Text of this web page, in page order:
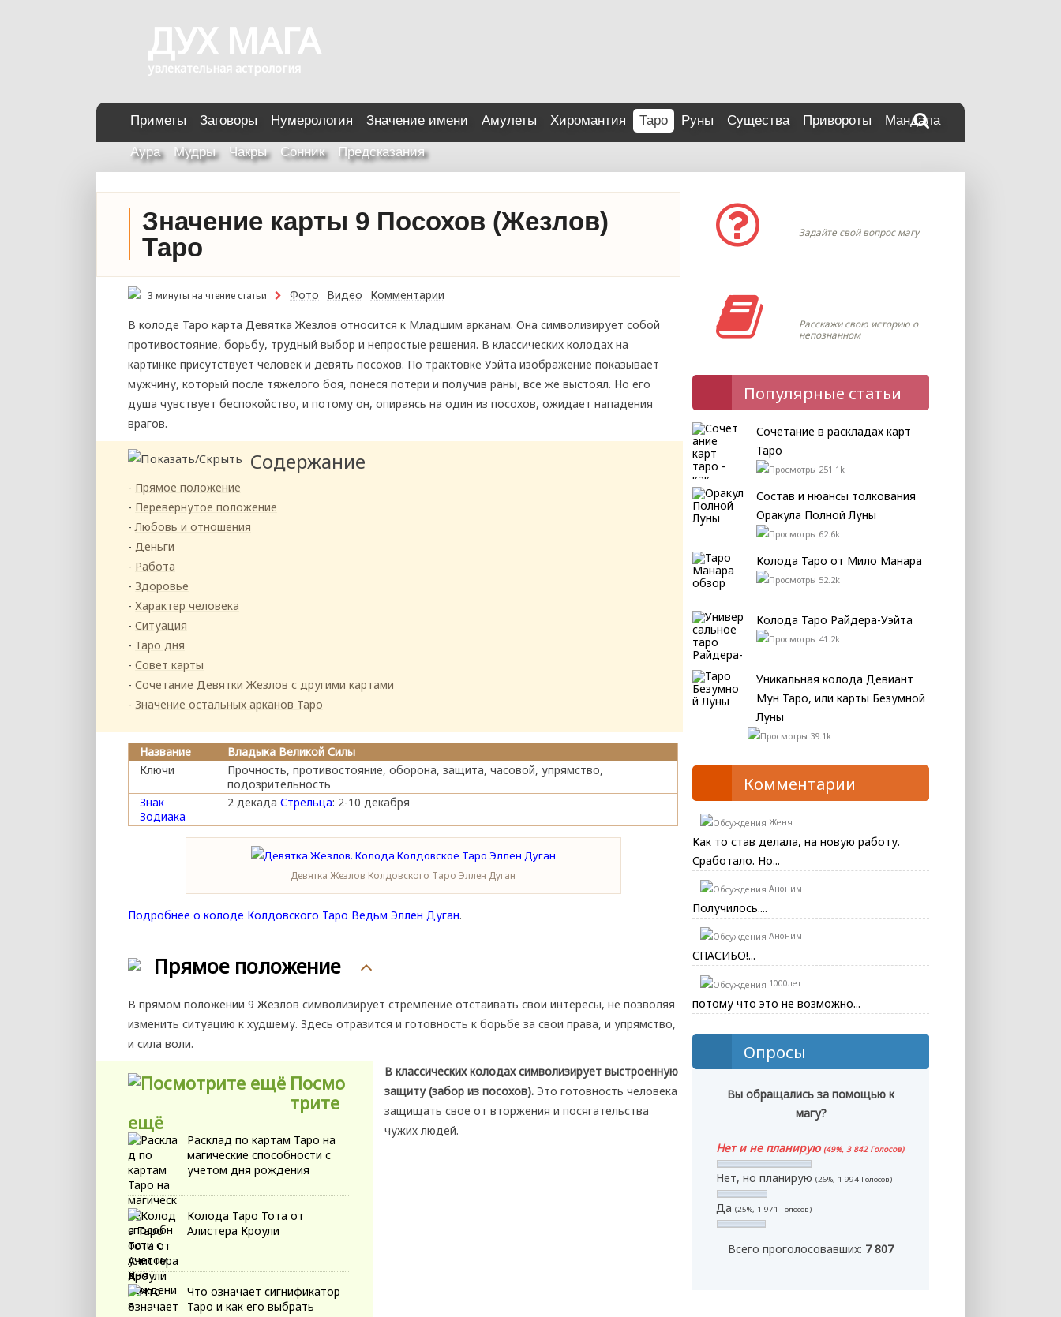
ДУХ МАГА
увлекательная астрология
Приметы Заговоры Нумерология Значение имени Амулеты Хиромантия Таро Руны Существа Привороты Мандала
Аура Мудры Чакры Сонник Предсказания
Значение карты 9 Посохов (Жезлов)
Таро
3 минуты на чтение статьи Фото Видео
Комментарии
В колоде Таро карта Девятка Жезлов относится к Младшим арканам. Она символизирует собой
противостояние, борьбу, трудный выбор и непростые решения. В классических колодах на
картинке присутствует человек и девять посохов. По трактовке Уэйта изображение показывает
мужчину, который после тяжелого боя, понеся потери и получив раны, все же выстоял. Но его
душа чувствует беспокойство, и потому он, опираясь на один из посохов, ожидает нападения
врагов.
Содержание
Прямое положение
Перевернутое положение
Любовь и отношения
Деньги
Работа
Здоровье
Характер человека
Ситуация
Таро дня
Совет карты
Сочетание Девятки Жезлов с другими картами
Значение остальных арканов Таро
Название
Владыка Великой Силы
Ключи
Прочность, противостояние, оборона, защита, часовой, упрямство,
подозрительность
Знак
Зодиака
2 декада Стрельца: 2-10 декабря
Девятка Жезлов Колдовского Таро Эллен Дуган
Подробнее о колоде Колдовского Таро Ведьм Эллен Дуган.
Прямое положение
В прямом положении 9 Жезлов символизирует стремление отстаивать свои интересы, не позволяя
изменить ситуацию к худшему. Здесь отразится и готовность к борьбе за свои права, и упрямство,
и сила воли.
Посмо
трите
ещё
Расклад по картам Таро на
магические способности с
учетом дня рождения
Колода Таро Тота от
Алистера Кроули
Что означает сигнификатор
Таро и как его выбрать
В классических колодах символизирует выстроенную
защиту (забор из посохов). Это готовность человека
защищать свое от вторжения и посягательства
чужих людей.
Задайте свой вопрос магу
Расскажи свою историю о
непознанном
Популярные статьи
Сочетание в раскладах карт
Таро
251.1k
Состав и нюансы толкования
Оракула Полной Луны
62.6k
Колода Таро от Мило Манара
52.2k
Колода Таро Райдера-Уэйта
41.2k
Уникальная колода Девиант
Мун Таро, или карты Безумной
Луны
39.1k
Комментарии
Женя
Как то став делала, на новую работу.
Сработало. Но...
Аноним
Получилось....
Аноним
СПАСИБО!...
1000лет
потому что это не возможно...
Опросы
Вы обращались за помощью к
магу?
Нет и не планирую(49%, 3 842 Голосов)
Нет, но планирую (26%, 1 994 Голосов)
Да (25%, 1 971 Голосов)
Всего проголосовавших: 7 807